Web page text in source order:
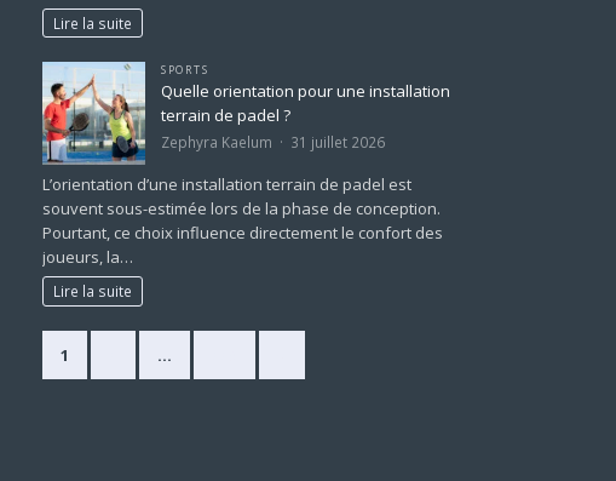
Lire la suite
SPORTS
Quelle orientation pour une installation
terrain de padel ?
Zephyra Kaelum 31 juillet 2026
L’orientation d’une installation terrain de padel est
souvent sous-estimée lors de la phase de conception.
Pourtant, ce choix influence directement le confort des
joueurs, la…
Lire la suite
1 …